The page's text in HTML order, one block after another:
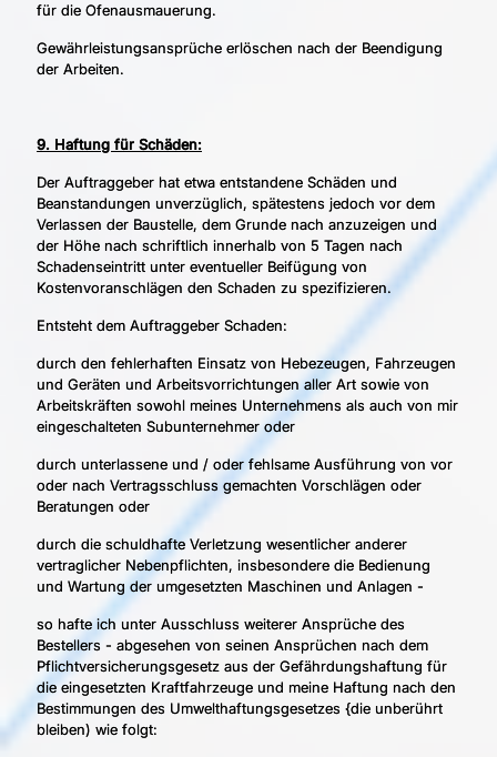
für die Ofenausmauerung.
Gewährleistungsansprüche erlöschen nach der Beendigung
der Arbeiten.
9. Haftung für Schäden:
Der Auftraggeber hat etwa entstandene Schäden und
Beanstandungen unverzüglich, spätestens jedoch vor dem
Verlassen der Baustelle, dem Grunde nach anzuzeigen und
der Höhe nach schriftlich innerhalb von 5 Tagen nach
Schadenseintritt unter eventueller Beifügung von
Kostenvoranschlägen den Schaden zu spezifizieren.
Entsteht dem Auftraggeber Schaden:
durch den fehlerhaften Einsatz von Hebezeugen, Fahrzeugen
und Geräten und Arbeitsvorrichtungen aller Art sowie von
Arbeitskräften sowohl meines Unternehmens als auch von mir
eingeschalteten Subunternehmer oder
durch unterlassene und / oder fehlsame Ausführung von vor
oder nach Vertragsschluss gemachten Vorschlägen oder
Beratungen oder
durch die schuldhafte Verletzung wesentlicher anderer
vertraglicher Nebenpflichten, insbesondere die Bedienung
und Wartung der umgesetzten Maschinen und Anlagen -
so hafte ich unter Ausschluss weiterer Ansprüche des
Bestellers - abgesehen von seinen Ansprüchen nach dem
Pflichtversicherungsgesetz aus der Gefährdungshaftung für
die eingesetzten Kraftfahrzeuge und meine Haftung nach den
Bestimmungen des Umwelthaftungsgesetzes {die unberührt
bleiben) wie folgt: